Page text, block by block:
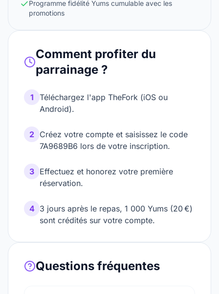
Comment profiter du
parrainage ?
1
Téléchargez l'app TheFork (iOS ou
Android).
2 Créez votre compte et saisissez le code
7A9689B6 lors de votre inscription.
3 Effectuez et honorez votre première
réservation.
4 3 jours après le repas, 1 000 Yums (20 €)
sont crédités sur votre compte.
Questions fréquentes
Programme fidélité Yums cumulable avec les
promotions